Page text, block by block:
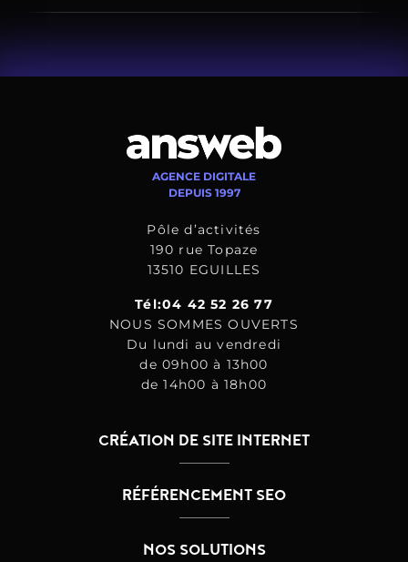
AGENCE DIGITALE
DEPUIS 1997
Pôle d’activités
190 rue Topaze
13510 EGUILLES
Tél:04 42 52 26 77
NOUS SOMMES OUVERTS
Du lundi au vendredi
de 09h00 à 13h00
de 14h00 à 18h00
CRÉATION DE SITE INTERNET
RÉFÉRENCEMENT SEO
NOS SOLUTIONS